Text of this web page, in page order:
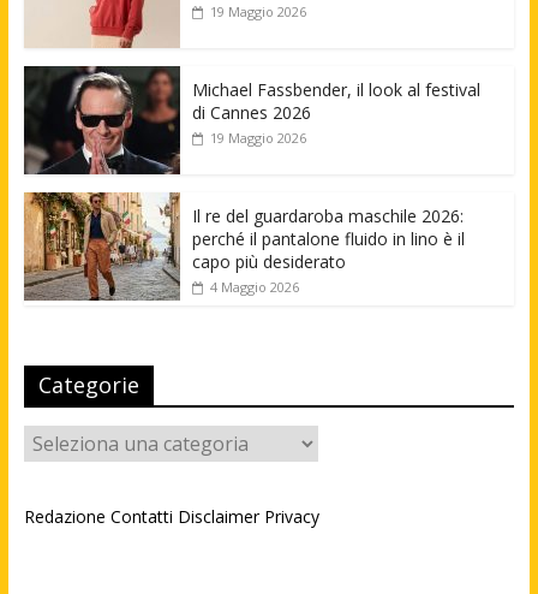
19 Maggio 2026
Michael Fassbender, il look al festival
di Cannes 2026
19 Maggio 2026
Il re del guardaroba maschile 2026:
perché il pantalone fluido in lino è il
capo più desiderato
4 Maggio 2026
Categorie
Categorie
Redazione Contatti Disclaimer Privacy